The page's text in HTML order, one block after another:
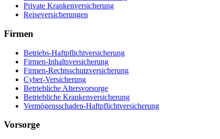
Private Krankenversicherung
Reiseversicherungen
Firmen
Betriebs-Haftpflichtversicherung
Firmen-Inhaltsversicherung
Firmen-Rechtsschutzversicherung
Cyber-Versicherung
Betriebliche Altersvorsorge
Betriebliche Krankenversicherung
Vermögensschaden-Haftpflichtversicherung
Vorsorge